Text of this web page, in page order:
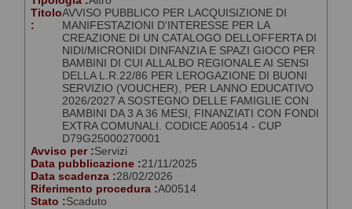
Titolo
:
AVVISO PUBBLICO PER LACQUISIZIONE DI
MANIFESTAZIONI D'INTERESSE PER LA
CREAZIONE DI UN CATALOGO DELLOFFERTA DI
NIDI/MICRONIDI DINFANZIA E SPAZI GIOCO PER
BAMBINI DI CUI ALLALBO REGIONALE AI SENSI
DELLA L.R.22/86 PER LEROGAZIONE DI BUONI
SERVIZIO (VOUCHER), PER LANNO EDUCATIVO
2026/2027 A SOSTEGNO DELLE FAMIGLIE CON
BAMBINI DA 3 A 36 MESI, FINANZIATI CON FONDI
EXTRA COMUNALI. CODICE A00514 - CUP
D79G25000270001
Avviso per :Servizi
Data pubblicazione :21/11/2025
Data scadenza :28/02/2026
Riferimento procedura :A00514
Stato :Scaduto